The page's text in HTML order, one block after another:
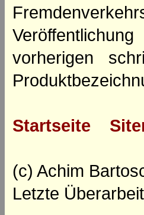
vorherigen
Startseite
(c) Achim
Letzte